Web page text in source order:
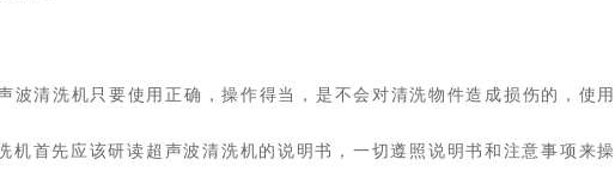
波清洗机只要使用正确，操作得当，是不会对清洗物件造成损伤的，使用
机首先应该研读超声波清洗机的说明书，一切遵照说明书和注意事项来操